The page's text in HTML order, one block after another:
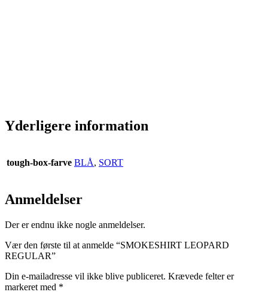
Yderligere information
tough-box-farve BLÅ, SORT
Anmeldelser
Der er endnu ikke nogle anmeldelser.
Vær den første til at anmelde “SMOKESHIRT LEOPARD
REGULAR”
Din e-mailadresse vil ikke blive publiceret. Krævede felter er
markeret med *